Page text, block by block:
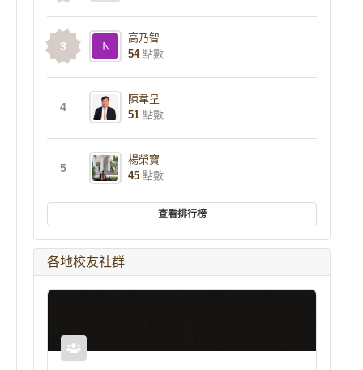
3
高乃智
54 點數
4
陳韋呈
51 點數
5
楊榮寶
45 點數
查看排行榜
各地校友社群